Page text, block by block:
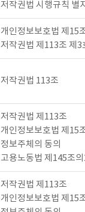
저작권법 시행규칙 별
개인정보보호법 제15
저작권법 제113조 제
저작권법 113조
저작권법 제113조
개인정보보호법 제15
정보주체의 동의
고용노동법 제145조
저작권법 제113조
개인정보보호법 제15